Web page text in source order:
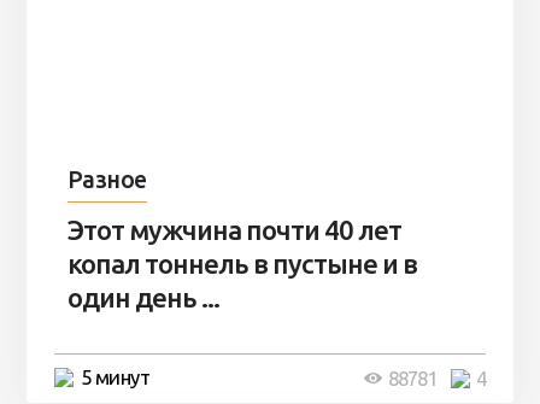
Разное
Этот мужчина почти 40 лет
копал тоннель в пустыне и в
один день ...
5 минут 4
88781